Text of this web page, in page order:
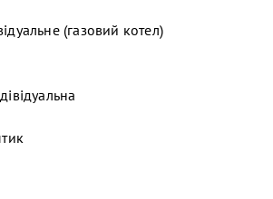
(газовий котел)